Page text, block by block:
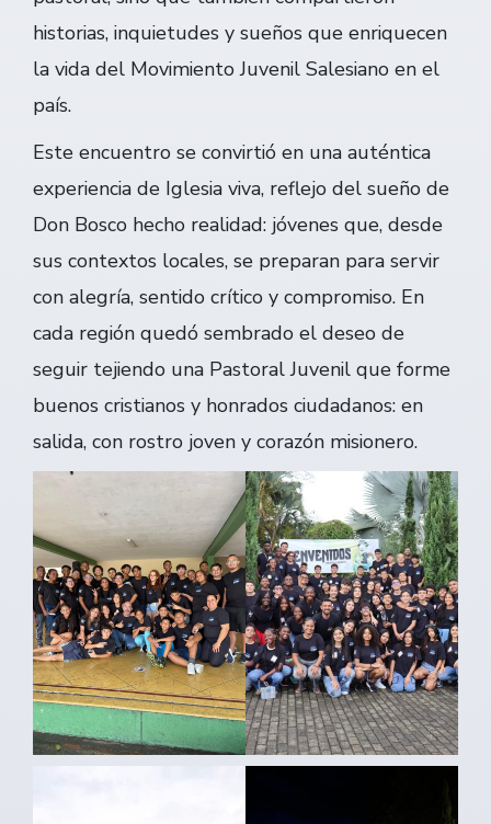
historias, inquietudes y sueños que enriquecen
la vida del Movimiento Juvenil Salesiano en el
país.
Este encuentro se convirtió en una auténtica
experiencia de Iglesia viva, reflejo del sueño de
Don Bosco hecho realidad: jóvenes que, desde
sus contextos locales, se preparan para servir
con alegría, sentido crítico y compromiso. En
cada región quedó sembrado el deseo de
seguir tejiendo una Pastoral Juvenil que forme
buenos cristianos y honrados ciudadanos: en
salida, con rostro joven y corazón misionero.